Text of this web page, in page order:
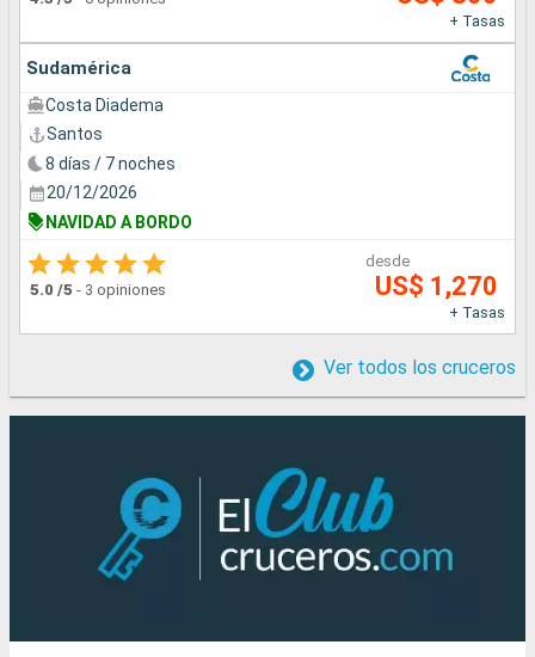
+ Tasas
Sudamérica
Costa Diadema
Santos
8 días / 7 noches
20/12/2026
NAVIDAD A BORDO
5.0 /5 - 3 opiniones
desde
US$ 1,270
+ Tasas
Ver todos los cruceros